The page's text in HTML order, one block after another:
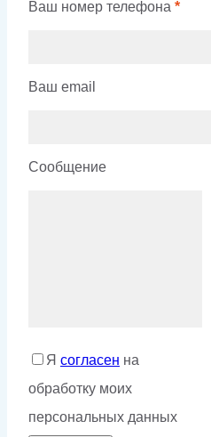
Ваш номер телефона *
Ваш email
Сообщение
Я согласен на
обработку моих
персональных данных